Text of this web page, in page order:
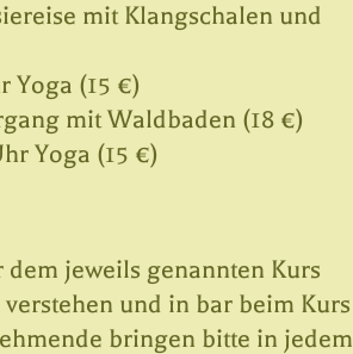
mit Klangschalen und
Yoga (15 €)
mit Waldbaden (18 €)
Yoga (15 €)
dem jeweils genannten Kurs
und in bar beim Kurs
bringen bitte in jedem